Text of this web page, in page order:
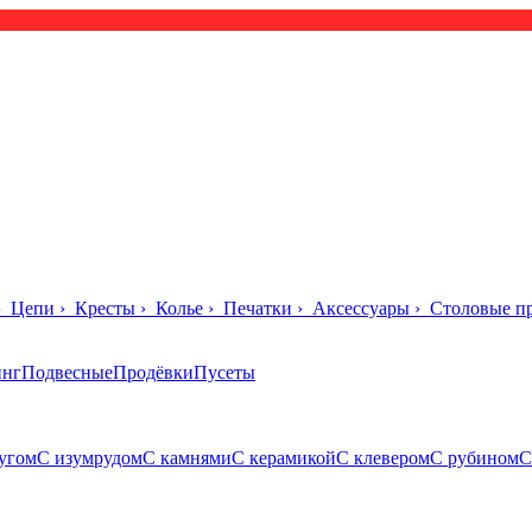
Цепи › Кресты › Колье › Печатки › Аксессуары › Столовые
ПодвесныеПродёвкиПусеты
С изумрудомС камнямиС керамикойС клеверомС рубином